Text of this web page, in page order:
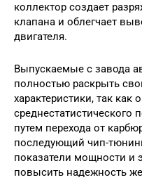
коллектор создает
клапана и облегчает
двигателя.
Выпускаемые с завода
полностью раскрыть
характеристики, так
среднестатистического
путем перехода от
последующий чип-
показатели мощности и
повысить надежность